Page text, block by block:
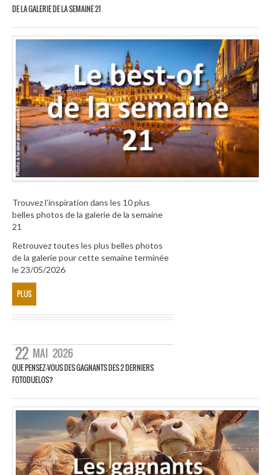
DE LA GALERIE DE LA SEMAINE 21
Trouvez l’inspiration dans les 10 plus
belles photos de la galerie de la semaine
21
Retrouvez toutes les plus belles photos
de la galerie pour cette semaine terminée
le 23/05/2026
PLUS
22 MAI 2026
QUE PENSEZ-VOUS DES GAGNANTS DES 2 DERNIERS
FOTODUELOS?